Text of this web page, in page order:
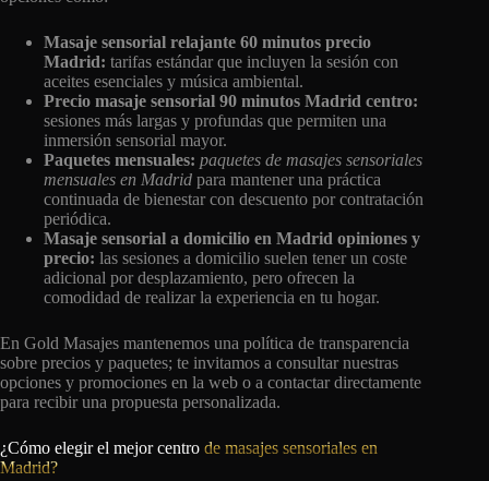
Masaje sensorial relajante 60 minutos precio
Madrid: tarifas estándar que incluyen la sesión con
aceites esenciales y música ambiental.
Precio masaje sensorial 90 minutos Madrid centro:
sesiones más largas y profundas que permiten una
inmersión sensorial mayor.
Paquetes mensuales: paquetes de masajes sensoriales
mensuales en Madrid para mantener una práctica
continuada de bienestar con descuento por contratación
periódica.
Masaje sensorial a domicilio en Madrid opiniones y
precio: las sesiones a domicilio suelen tener un coste
adicional por desplazamiento, pero ofrecen la
comodidad de realizar la experiencia en tu hogar.
En Gold Masajes mantenemos una política de transparencia
sobre precios y paquetes; te invitamos a consultar nuestras
opciones y promociones en la web o a contactar directamente
para recibir una propuesta personalizada.
¿Cómo elegir el mejor centro de masajes sensoriales en
Madrid?